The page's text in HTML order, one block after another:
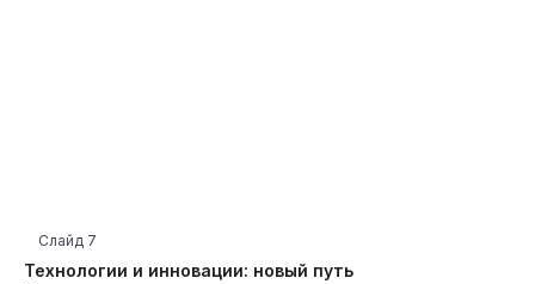
Технологии и инновации: новый путь
Слайд 7